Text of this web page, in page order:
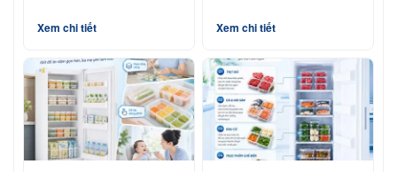
Xem chi tiết Xem chi tiết